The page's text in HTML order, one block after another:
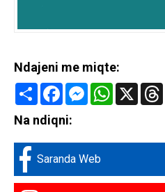
Ndajeni me miqte:
Share FacebookMessenger
WhatsApp
X
Na ndiqni:
Saranda Web